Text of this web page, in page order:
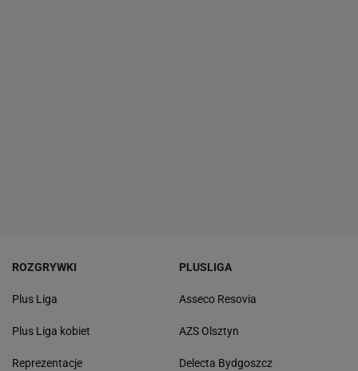
ROZGRYWKI
Plus Liga
Plus Liga kobiet
Reprezentacje
PLUSLIGA
Asseco Resovia
AZS Olsztyn
Delecta Bydgoszcz